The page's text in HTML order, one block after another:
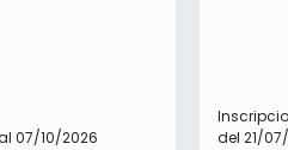
07/10/2026
del 21/